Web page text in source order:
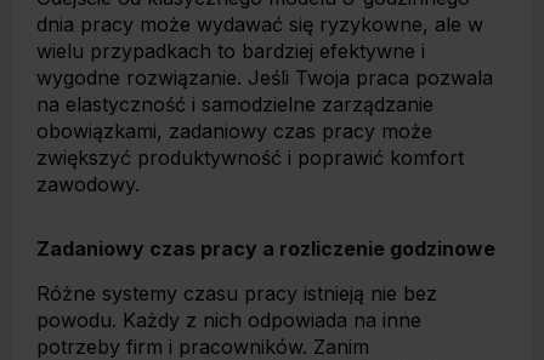
dnia pracy może wydawać się ryzykowne, ale w
wielu przypadkach to bardziej efektywne i
wygodne rozwiązanie. Jeśli Twoja praca pozwala
na elastyczność i samodzielne zarządzanie
obowiązkami, zadaniowy czas pracy może
zwiększyć produktywność i poprawić komfort
zawodowy.
Zadaniowy czas pracy a rozliczenie godzinowe
Różne systemy czasu pracy istnieją nie bez
powodu. Każdy z nich odpowiada na inne
potrzeby firm i pracowników. Zanim